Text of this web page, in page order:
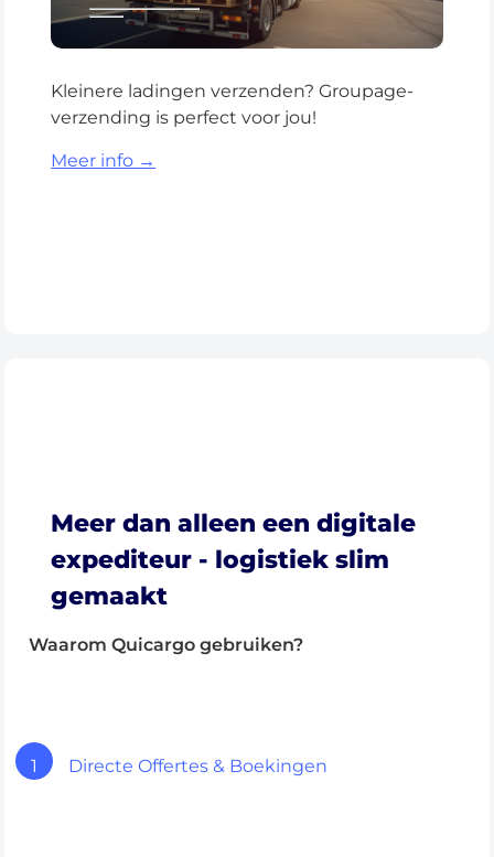
Kleinere ladingen verzenden? Groupage-
verzending is perfect voor jou!
Meer info →
Meer dan alleen een digitale
expediteur - logistiek slim
gemaakt
Waarom Quicargo gebruiken?
1 Directe Offertes & Boekingen